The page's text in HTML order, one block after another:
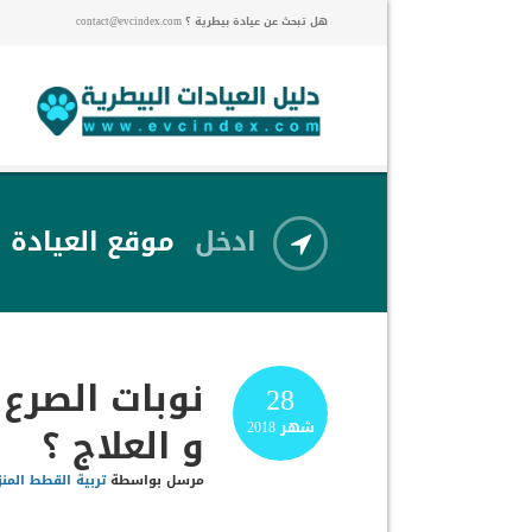
هل تبحث عن عيادة بيطرية ؟ contact@evcindex.com
ادخل موقع العيادة
28
شهر2018 نوبات
و العلاج ؟
مرسل بواسطةتربية القطط